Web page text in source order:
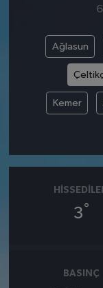
Ağlasun
Kemer
3°
BASINÇ